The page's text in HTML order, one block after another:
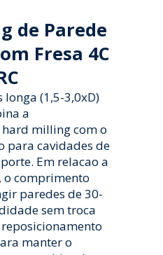
de Parede
Fresa 4C
longa (1,5-3,0xD)
a
milling com o
para cavidades de
Em relacao a
o comprimento
paredes de 30-
sem troca
manter o